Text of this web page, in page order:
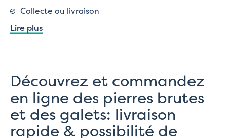
Collecte ou livraison
Lire plus
Découvrez et commandez
en ligne des pierres brutes
et des galets: livraison
rapide & possibilité de